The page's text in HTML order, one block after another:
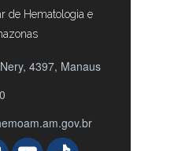
de Hematologia e
4397, Manaus